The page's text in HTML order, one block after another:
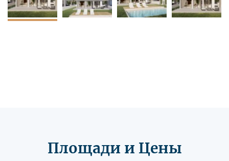
Площади и Цены